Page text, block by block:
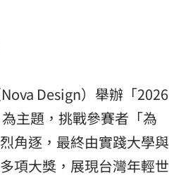
Design）舉辦「2026
主題，挑戰參賽者「為
角逐，最終由實踐大學與
項大獎，展現台灣年輕世